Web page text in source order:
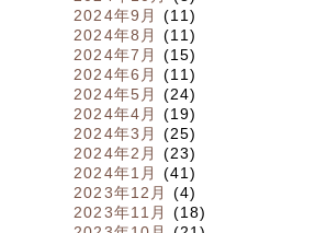
2024年9月
(11)
2024年8月
(11)
2024年7月
(15)
2024年6月
(11)
2024年5月
(24)
2024年4月
(19)
2024年3月
(25)
2024年2月
(23)
2024年1月
(41)
2023年12月
(4)
2023年11月
(18)